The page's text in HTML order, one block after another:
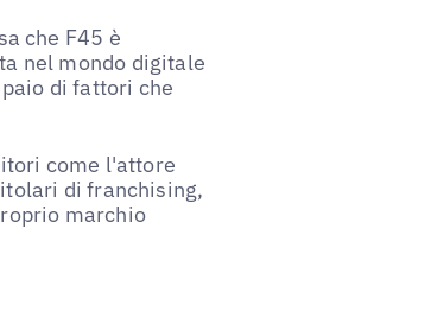
che F45 è
nel mondo digitale
di fattori che
come l'attore
di franchising,
marchio